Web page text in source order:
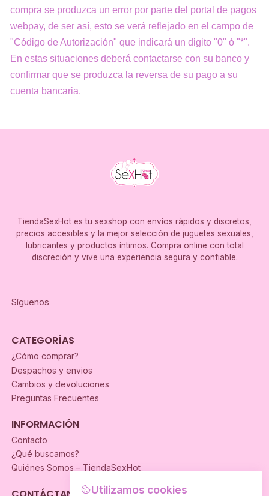
compra se produzca un error por parte del portal de pagos
webpay, de ser así, esto se verá reflejado en el campo de
"Código de Autorización" que indicará un digito "0" ó "*".
En estas situaciones deberá contactarse con su banco y
confirmar que se produzca la reversa de su pago a su
cuenta bancaria.
TiendaSexHot es tu sexshop con envíos rápidos y discretos,
precios accesibles y la mejor selección de juguetes sexuales,
lubricantes y productos íntimos. Compra online con total
discreción y vive una experiencia segura y confiable.
Síguenos
CATEGORÍAS
¿Cómo comprar?
Despachos y envios
Cambios y devoluciones
Preguntas Frecuentes
INFORMACIÓN
Contacto
¿Qué buscamos?
Quiénes Somos – TiendaSexHot
Utilizamos cookies